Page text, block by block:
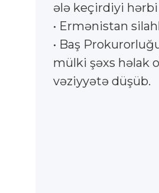
ələ keçirdiyi hərbi
• Ermənistan
• Baş
mülki şəxs həlak
vəziyyətə düşüb.